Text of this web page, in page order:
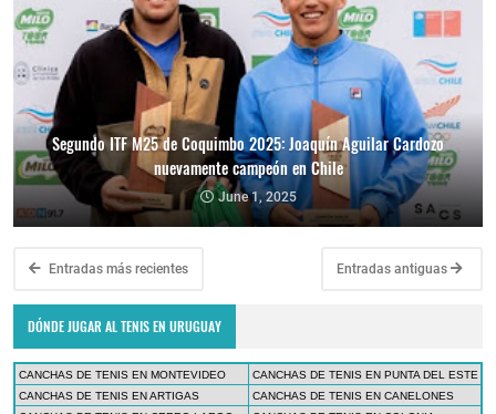
Segundo ITF M25 de Coquimbo 2025: Joaquín Aguilar Cardozo
nuevamente campeón en Chile
June 1, 2025
Entradas más recientes Entradas antiguas
DÓNDE JUGAR AL TENIS EN URUGUAY
CANCHAS DE TENIS EN MONTEVIDEO
CANCHAS DE TENIS EN PUNTA DEL ESTE
CANCHAS DE TENIS EN ARTIGAS
CANCHAS DE TENIS EN CANELONES